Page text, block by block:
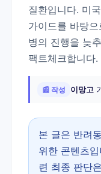
질환입니다. 미
가이드를 바탕
병의 진행을 늦
팩트체크합니다.
📰 작성 이망고
본 글은 반려
위한 콘텐츠
련 최종 판단